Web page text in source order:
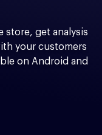
store, get analysis
your customers
on Android and